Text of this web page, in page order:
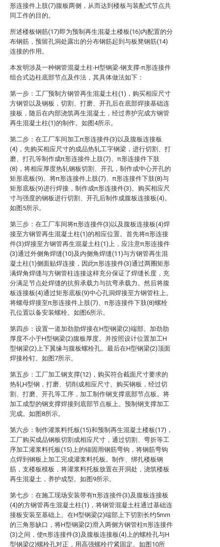
形连接件上肢(7)腹板两侧，从而达到楼板与装配式节点共
同工作的目的。
所述楼板钢筋(17)即为预制再生混凝土楼板(16)内配置的分
布钢筋，预留孔洞处露出的分布钢筋起到与板凳钢筋(14)
连接的作用。
本发明涉及一种钢管混凝土柱-H型钢梁-钢支撑-π形连接件
组合式边柱底部节点及作法，其具体做法如下：
第一步：工厂预制方钢管再生混凝土柱(1)，购买相应尺寸
方钢管以及钢板，切割、打磨、开孔后在底部焊接基础连
接板，随后在内部浇筑再生混凝土，经过养护完成方钢管
再生混凝土柱(1)的制作。如图4所示。
第二步：在工厂车间加工π形连接件(3)以及腹板连接板
(4)，先购买相应尺寸的成品热轧工字钢梁，进行切割、打
磨、打孔等制作成π形连接件上肢(7)、π形连接件下肢
(8)，将相应厚度热轧钢板切割、开孔，制作成中心开孔的
矩形底板(9)。将π形连接件上肢(7)、π形连接件下肢(8)与
矩形底板(9)进行焊接，制作成π形连接件(3)。购买相应尺
寸与强度的钢板进行切割、开孔后制作成腹板连接板(4)。
如图5所示。
第三步：在工厂车间将π形连接件(3)以及腹板连接板(4)焊
接至方钢管再生混凝土柱(1)的相应位置。首先将π形连接
件(3)焊接至方钢管再生混凝土柱(1)上，应注意π形连接件
(3)通过外侧角焊缝(10)及内侧角焊缝(11)与方钢管再生混
凝土柱(1)侧面贴焊连接，因此π形连接件(3)通过两圈矩形
满焊角焊缝与方钢管柱连接这样充分保证了焊缝长度，充
分满足节点处焊缝的抗剪承载力与抗弯承载力。然后将腹
板连接板(4)通过矩形底板(9)中心孔洞焊接至方钢管柱上。
将螺母焊接至π形连接件上肢(7)、π形连接件下肢(8)螺栓
孔位置以备安装螺栓。如图6所示。
第四步：设置一道加劲肋焊接在H型钢梁(2)端部。加劲肋
厚度不小于H型钢梁(2)腹板厚度。并按照设计位置加工H
型钢梁(2)上下翼缘与腹板螺栓孔。最后在H型钢梁(2)顶面
焊接栓钉。如图7所示。
第五步：工厂加工钢支撑(12)，购买符合截面尺寸要求的
热轧H型钢，打磨、切削成相应尺寸。购买钢板，经过切
割、打磨、开孔等工序，加工制作钢支撑底部节点板。将
加工成型的钢支撑焊接到底部节点板上。预制钢支撑加工
完成。如图8所示。
第六步：制作灌浆料托板(15)和预制再生混凝土楼板(17)，
工厂购买成品钢板切割成相应尺寸，通过切割、弯折等工
序加工灌浆料托板(15)上的锚固用钢筋弯钩，将钢筋弯钩
点焊到钢板上加工完成灌浆料托板。制作、绑扎楼板钢
筋，支楼板模板，将灌浆料托板放置在开洞处，浇筑楼板
再生混凝土，养护成型。如图9所示。
第七步：在施工现场安装带有π形连接件(3)及腹板连接板
(4)的方钢管再生混凝土柱(1)，将钢管混凝土柱通过基础连
接板安装至基础上。在H型钢梁(2)端部上下切割长约5mm
的三角形缺口，将H型钢梁(2)滑入两侧方钢管柱π形连接件
(3)之间，使π形连接件(3)及腹板连接板(4)上的螺栓孔与H
型钢梁(2)螺栓孔对正，用高强螺栓拧紧固定。如图10所